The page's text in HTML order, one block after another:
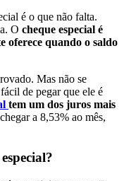
é o que não falta.
O cheque especial é
oferece quando o saldo
Mas não se
de pegar que ele é
tem um dos juros mais
a 8,53% ao mês,